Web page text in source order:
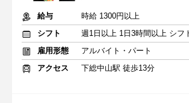
給与
時給 1300円以上
シフト
雇用形態
アルバイト・パート
アクセス
下総中山駅 徒歩13分